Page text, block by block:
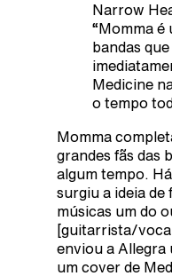
Narrow
“Momma é
bandas
Medicine
o tempo
Momma
grandes fãs das
algum tempo.
surgiu a ideia de
músicas um do
[guitarrista/
enviou a Allegra
um cover de